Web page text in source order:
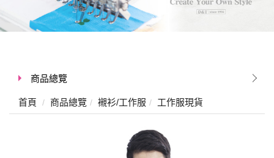
商品總覽
首頁 商品總覽 襯衫/工作服 工作服現貨